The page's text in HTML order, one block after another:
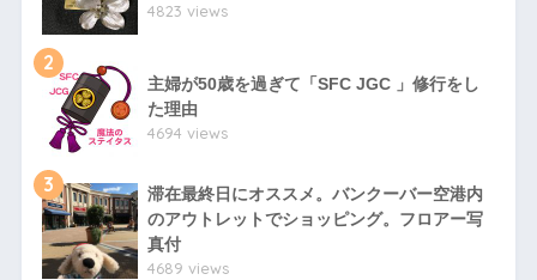
4823 views
2
主婦が50歳を過ぎて「SFC JGC 」修行をし
た理由
4694 views
3
滞在最終日にオススメ。バンクーバー空港内
のアウトレットでショッピング。フロアー写
真付
4689 views